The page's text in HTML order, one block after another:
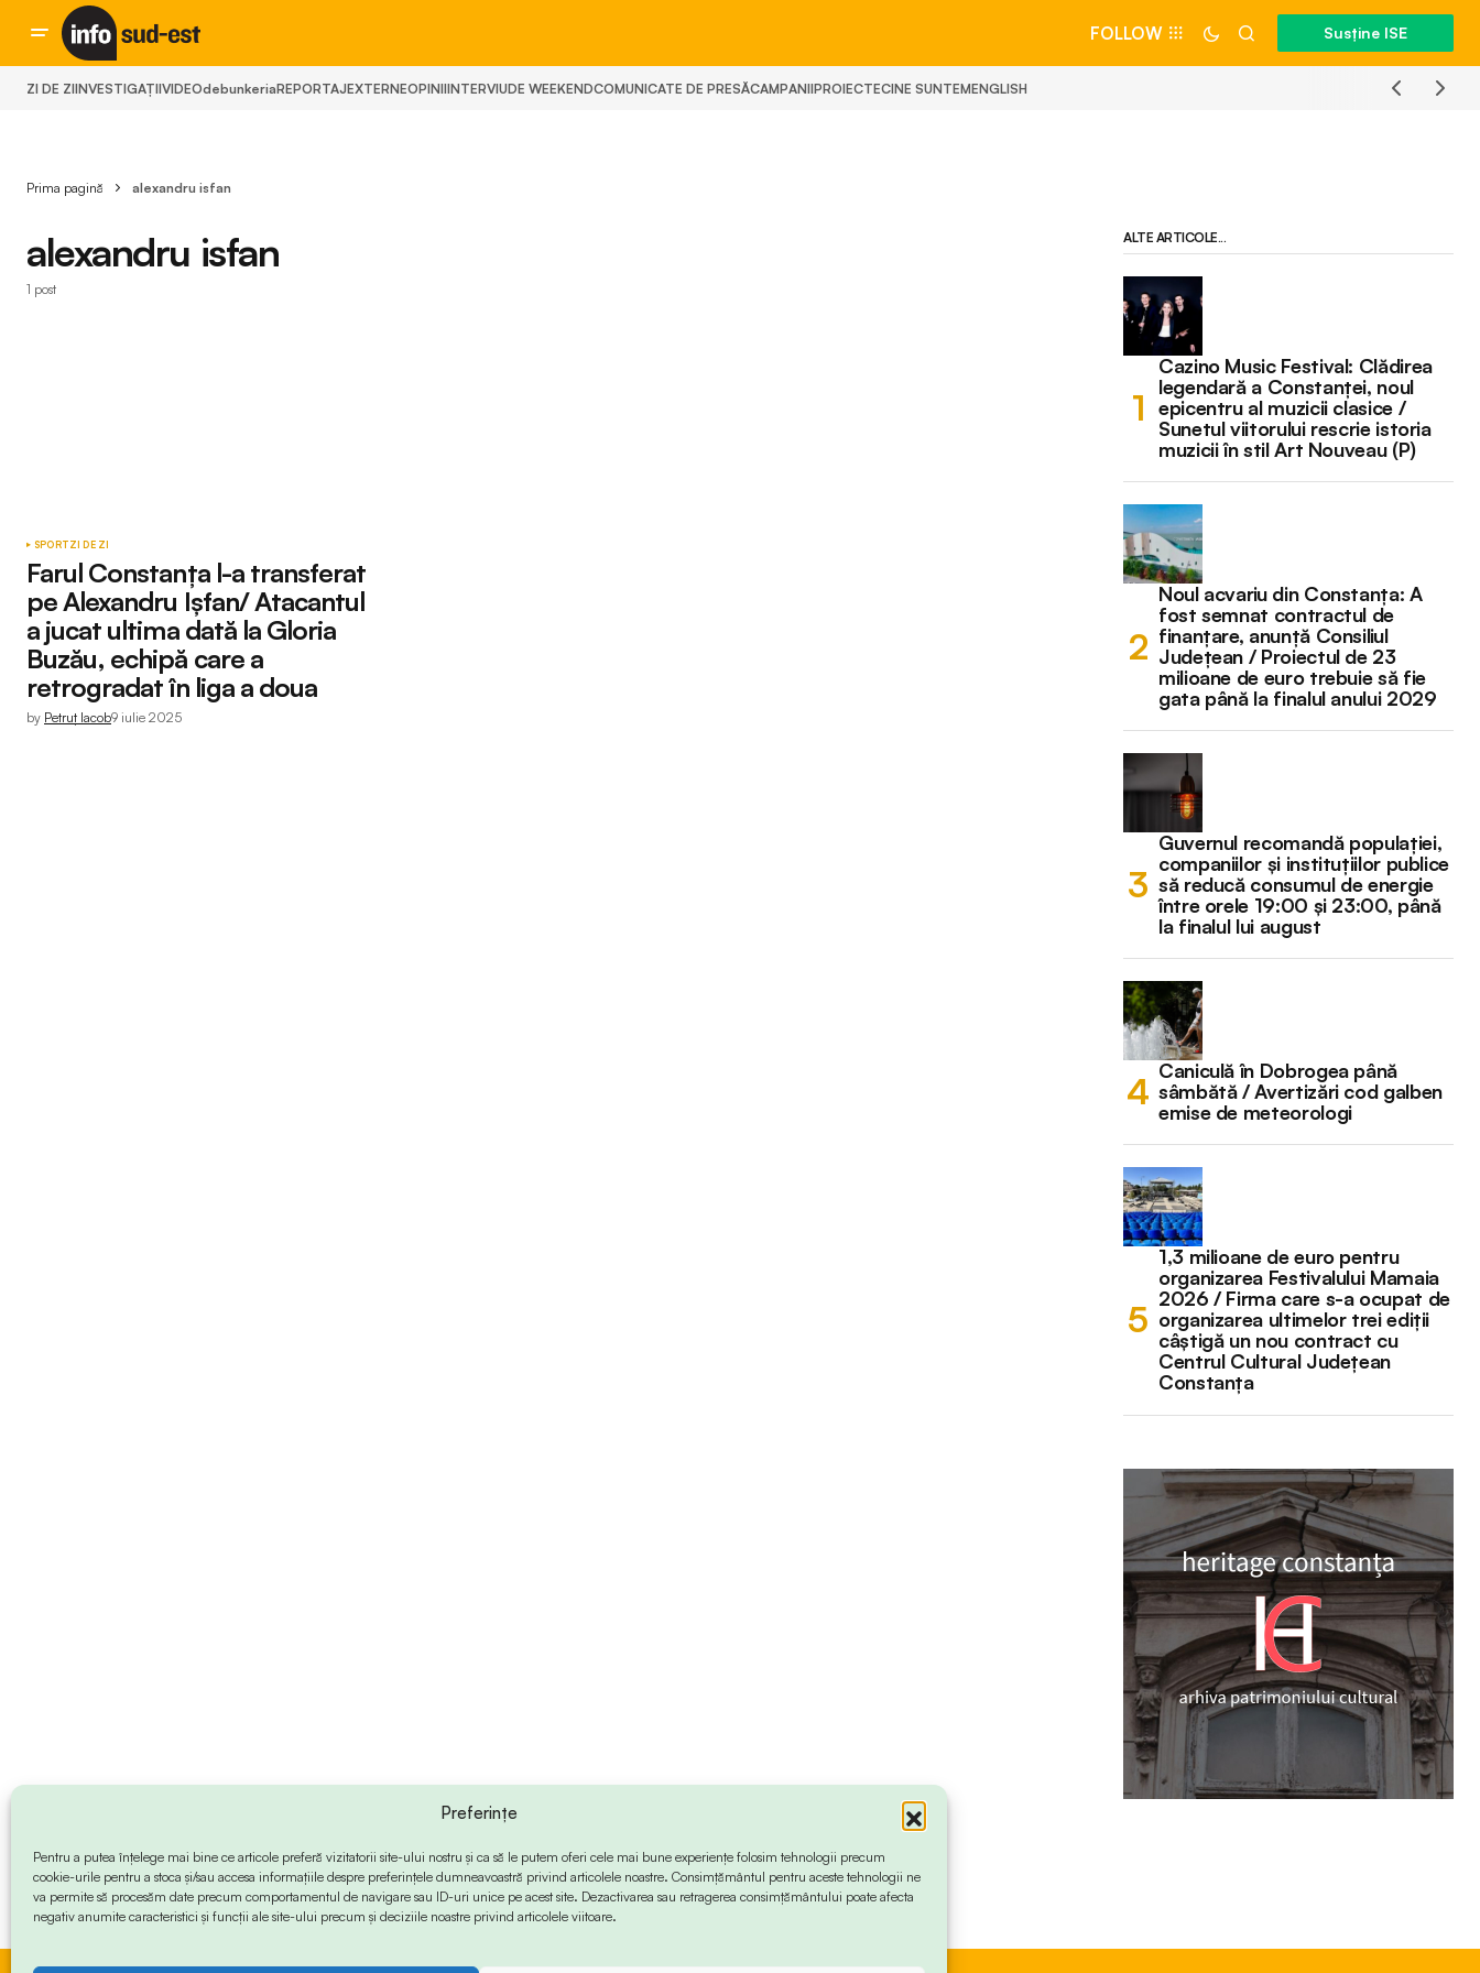
Preferințe
Pentru a putea înțelege mai bine ce articole preferă vizitatorii site-ului nostru și ca să le putem oferi cele mai bune experiențe folosim tehnologii precum
cookie-urile pentru a stoca și/sau accesa informațiile despre preferințele dumneavoastră privind articolele noastre. Consimțământul pentru aceste tehnologii ne
va permite să procesăm date precum comportamentul de navigare sau ID-uri unice pe acest site. Dezactivarea sau retragerea consimțământului poate afecta
negativ anumite caracteristici și funcții ale site-ului precum și deciziile noastre privind articolele viitoare.
FOLLOW Susține ISE
ZI DE ZIINVESTIGAȚIIVIDEOdebunkeriaREPORTAJEXTERNEOPINIIINTERVIUDE WEEKENDCOMUNICATE DE PRESĂCAMPANIIPROIECTECINE SUNTEMENGLISH
Prima pagină alexandru isfan
alexandru isfan
1 post
SPORTZI DE ZI
Farul Constanța l-a transferat
pe Alexandru Ișfan/ Atacantul
a jucat ultima dată la Gloria
Buzău, echipă care a
retrogradat în liga a doua
by Petruț Iacob9 iulie 2025
ALTE ARTICOLE...
Cazino Music Festival: Clădirea
legendară a Constanței, noul
epicentru al muzicii clasice /
Sunetul viitorului rescrie istoria
muzicii în stil Art Nouveau (P)
Noul acvariu din Constanța: A
fost semnat contractul de
finanțare, anunță Consiliul
Județean / Proiectul de 23
milioane de euro trebuie să fie
gata până la finalul anului 2029
Guvernul recomandă populației,
companiilor și instituțiilor publice
să reducă consumul de energie
între orele 19:00 și 23:00, până
la finalul lui august
Caniculă în Dobrogea până
sâmbătă / Avertizări cod galben
emise de meteorologi
1,3 milioane de euro pentru
organizarea Festivalului Mamaia
2026 / Firma care s-a ocupat de
organizarea ultimelor trei ediții
câștigă un nou contract cu
Centrul Cultural Județean
Constanța